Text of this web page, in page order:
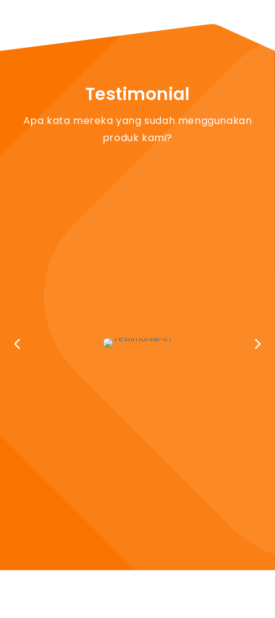
Testimonial
Apa kata mereka yang sudah menggunakan
produk kami?